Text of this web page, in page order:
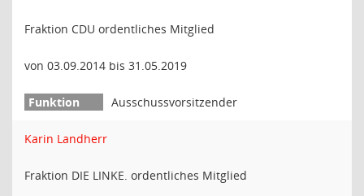
Fraktion CDU ordentliches Mitglied
von 03.09.2014 bis 31.05.2019
Ausschussvorsitzender
Karin Landherr
Fraktion DIE LINKE. ordentliches Mitglied